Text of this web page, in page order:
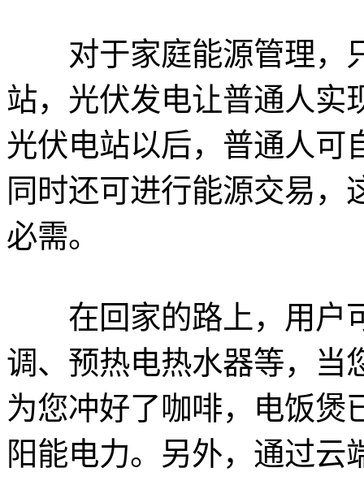
对于家庭能源管理，
站，光伏发电让普通人实
光伏电站以后，普通人可
同时还可进行能源交易
必需。
在回家的路上，用户
调、预热电热水器等，当
为您冲好了咖啡，电饭煲
阳能电力。另外，通过云